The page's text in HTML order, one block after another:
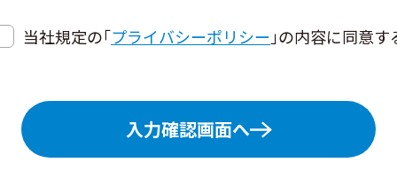
当社規定の「プライバシーポリシー 」の内容に同意す
入力確認画面へ